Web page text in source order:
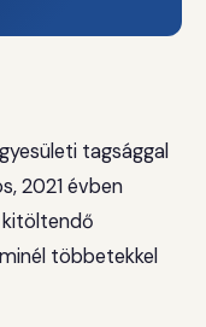
tagsággal
2021 évben
többetekkel